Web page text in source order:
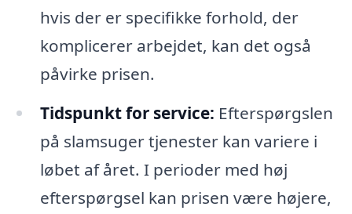
hvis der er specifikke forhold, der
komplicerer arbejdet, kan det også
påvirke prisen.
Tidspunkt for service: Efterspørgslen
på slamsuger tjenester kan variere i
løbet af året. I perioder med høj
efterspørgsel kan prisen være højere,